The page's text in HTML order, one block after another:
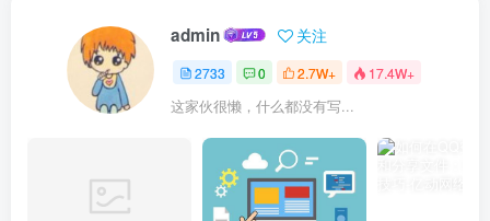
admin 关注
2733 0 2.7W+ 17.4W+
这家伙很懒，什么都没有写...